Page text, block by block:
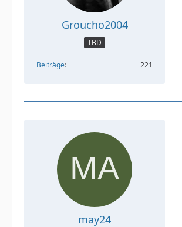
Groucho2004
TBD
Beiträge 221
may24